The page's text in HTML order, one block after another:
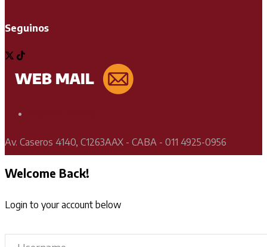
Seguinos
Av. Caseros 4140, C1263AAX - CABA - 011 4925-0956
Welcome Back!
Login to your account below